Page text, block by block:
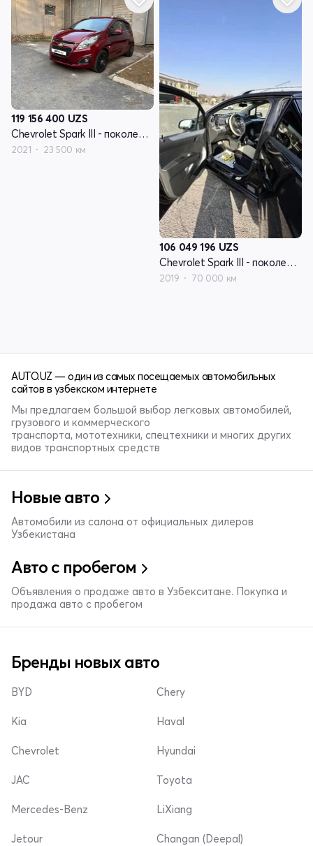
119 156 400 UZS
Chevrolet Spark III - поколение
2021 23 500 км
106 049 196 UZS
Chevrolet Spark III - поколение
2019 70 000 км
AUTO.UZ — один из самых посещаемых автомобильных
сайтов в узбекском интернете
Мы предлагаем большой выбор легковых автомобилей,
грузового и коммерческого
транспорта, мототехники, спецтехники и многих других
видов транспортных средств
Новые авто
Автомобили из салона от официальных дилеров
Узбекистана
Авто с пробегом
Объявления о продаже авто в Узбекситане. Покупка и
продажа авто с пробегом
Бренды новых авто
BYD
Kia
Chevrolet
Chery
Haval
Hyundai
JAC
Mercedes-Benz
Jetour
Toyota
LiXiang
Changan (Deepal)